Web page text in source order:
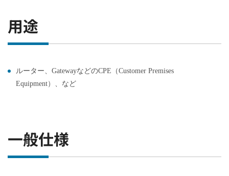
用途
ルーター、GatewayなどのCPE（Customer Premises
Equipment）、など
一般仕様